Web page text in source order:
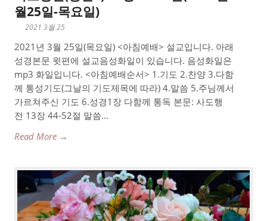
월25일-목요일)
2021 3월 25
2021년 3월 25일(목요일) <아침예배> 설교입니다. 아래
성경본문 윗편에 설교음성화일이 있습니다. 음성화일은
mp3 화일입니다. <아침예배순서> 1.기도 2.찬양 3.다함
께 통성기도(그날의 기도제목에 따라) 4.말씀 5.주님께서
가르쳐주신 기도 6.성경1장 다함께 통독 본문: 사도행
전 13장 44-52절 말씀...
Read More →